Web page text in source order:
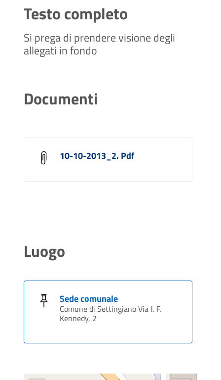
Testo completo
Si prega di prendere visione degli
allegati in fondo
Documenti
10-10-2013_2. Pdf
Luogo
Sede comunale
Comune di Settingiano Via J. F.
Kennedy, 2